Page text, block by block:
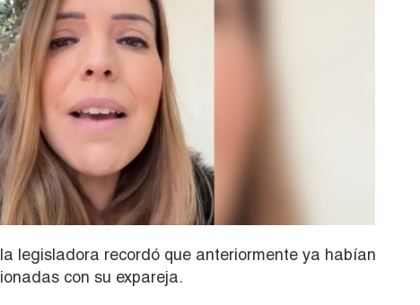
legisladora recordó que anteriormente ya habían
con su expareja.